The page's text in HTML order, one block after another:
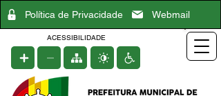
Política de Privacidade Webmail
ACESSIBILIDADE